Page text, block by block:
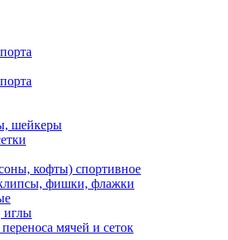
шейкеры
кофты) спортивное
фишки, флажки
иглы
мячей и сеток